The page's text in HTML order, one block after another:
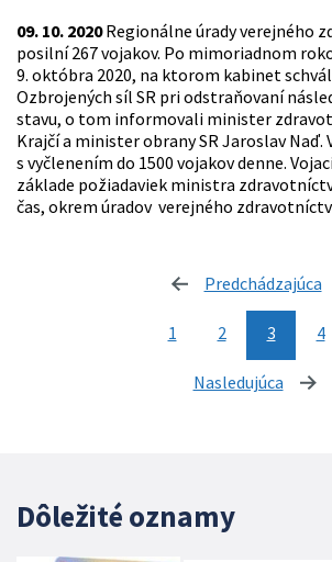
09. 10. 2020Regionálne úrady verejného
posilní 267 vojakov. Po mimoriadnom
9. októbra 2020, na ktorom kabinet
Ozbrojených síl SR pri odstraňovaní
stavu, o tom informovali minister
Krajčí a minister obrany SR Jaroslav Naď.
s vyčlenením do 1500 vojakov denne.
základe požiadaviek ministra
čas, okrem úradov verejného
Predchádzajúca
1 2 3 4
Nasledujúca
Dôležité oznamy